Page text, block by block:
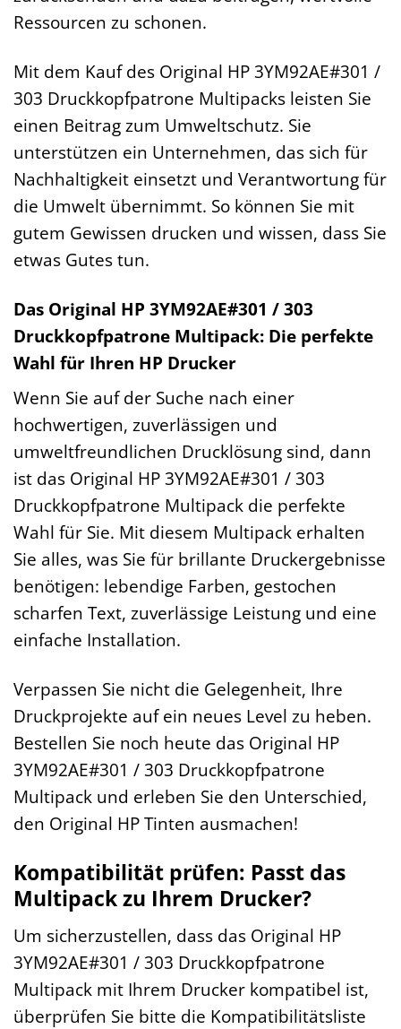
Ressourcen zu schonen.
Mit dem Kauf des Original HP 3YM92AE#301 /
303 Druckkopfpatrone Multipacks leisten Sie
einen Beitrag zum Umweltschutz. Sie
unterstützen ein Unternehmen, das sich für
Nachhaltigkeit einsetzt und Verantwortung für
die Umwelt übernimmt. So können Sie mit
gutem Gewissen drucken und wissen, dass Sie
etwas Gutes tun.
Das Original HP 3YM92AE#301 / 303
Druckkopfpatrone Multipack: Die perfekte
Wahl für Ihren HP Drucker
Wenn Sie auf der Suche nach einer
hochwertigen, zuverlässigen und
umweltfreundlichen Drucklösung sind, dann
ist das Original HP 3YM92AE#301 / 303
Druckkopfpatrone Multipack die perfekte
Wahl für Sie. Mit diesem Multipack erhalten
Sie alles, was Sie für brillante Druckergebnisse
benötigen: lebendige Farben, gestochen
scharfen Text, zuverlässige Leistung und eine
einfache Installation.
Verpassen Sie nicht die Gelegenheit, Ihre
Druckprojekte auf ein neues Level zu heben.
Bestellen Sie noch heute das Original HP
3YM92AE#301 / 303 Druckkopfpatrone
Multipack und erleben Sie den Unterschied,
den Original HP Tinten ausmachen!
Kompatibilität prüfen: Passt das
Multipack zu Ihrem Drucker?
Um sicherzustellen, dass das Original HP
3YM92AE#301 / 303 Druckkopfpatrone
Multipack mit Ihrem Drucker kompatibel ist,
überprüfen Sie bitte die Kompatibilitätsliste